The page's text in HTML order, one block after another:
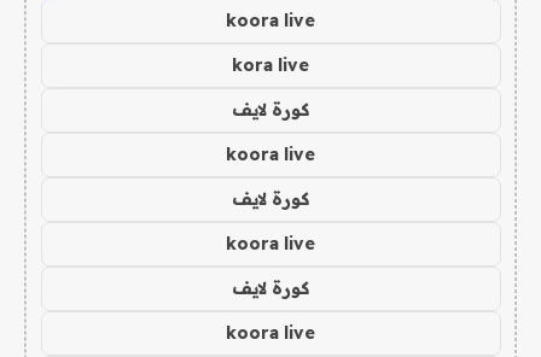
koora live
kora live
كورة لايف
koora live
كورة لايف
koora live
كورة لايف
koora live